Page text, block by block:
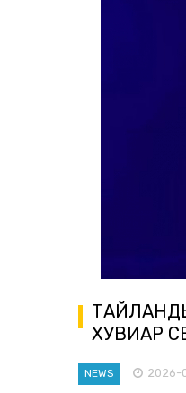
ХУВИАР
NEWS 2026-